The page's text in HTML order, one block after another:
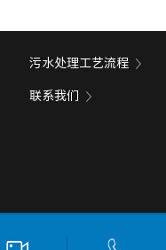
污水处理工艺流程
联系我们